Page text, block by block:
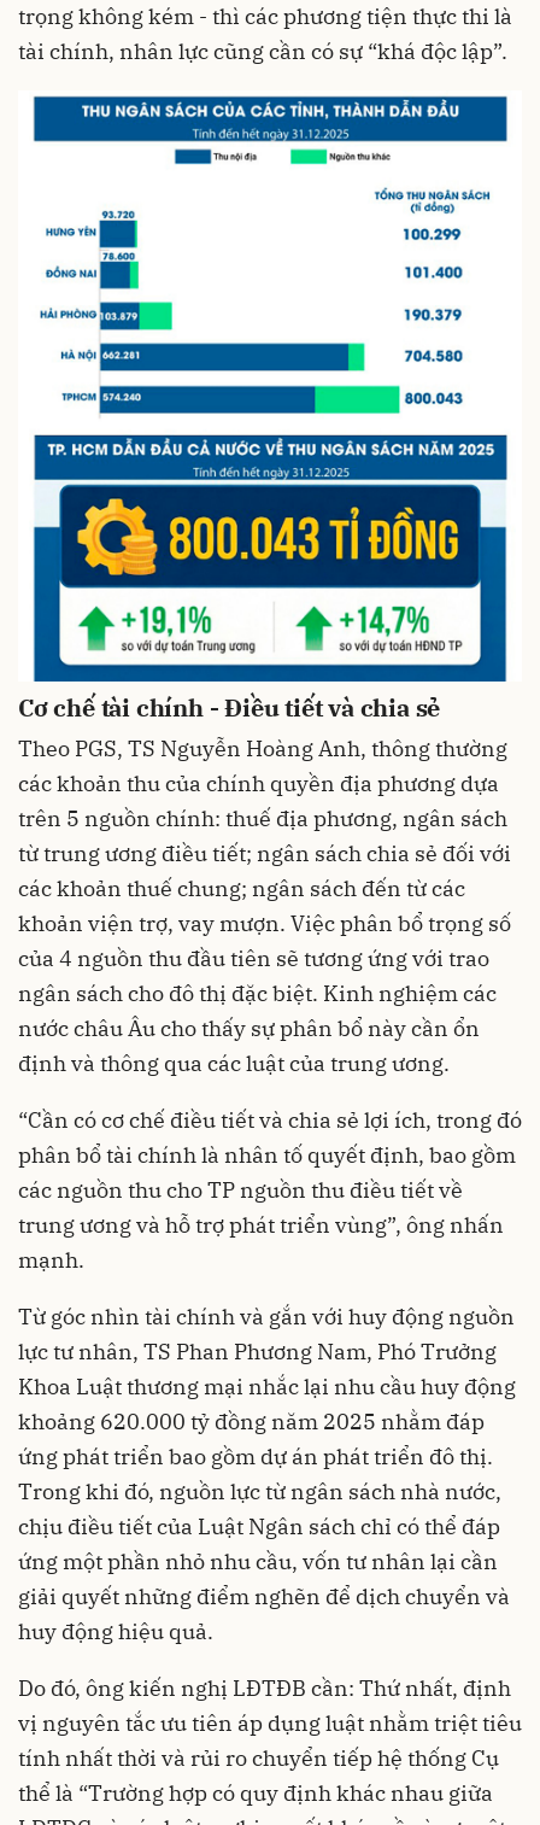
trọng không kém - thì các phương tiện thực thi là
tài chính, nhân lực cũng cần có sự “khá độc lập”.
Cơ chế tài chính - Điều tiết và chia sẻ
Theo PGS, TS Nguyễn Hoàng Anh, thông thường
các khoản thu của chính quyền địa phương dựa
trên 5 nguồn chính: thuế địa phương, ngân sách
từ trung ương điều tiết; ngân sách chia sẻ đối với
các khoản thuế chung; ngân sách đến từ các
khoản viện trợ, vay mượn. Việc phân bổ trọng số
của 4 nguồn thu đầu tiên sẽ tương ứng với trao
ngân sách cho đô thị đặc biệt. Kinh nghiệm các
nước châu Âu cho thấy sự phân bổ này cần ổn
định và thông qua các luật của trung ương.
“Cần có cơ chế điều tiết và chia sẻ lợi ích, trong đó
phân bổ tài chính là nhân tố quyết định, bao gồm
các nguồn thu cho TP nguồn thu điều tiết về
trung ương và hỗ trợ phát triển vùng”, ông nhấn
mạnh.
Từ góc nhìn tài chính và gắn với huy động nguồn
lực tư nhân, TS Phan Phương Nam, Phó Trưởng
Khoa Luật thương mại nhắc lại nhu cầu huy động
khoảng 620.000 tỷ đồng năm 2025 nhằm đáp
ứng phát triển bao gồm dự án phát triển đô thị.
Trong khi đó, nguồn lực từ ngân sách nhà nước,
chịu điều tiết của Luật Ngân sách chỉ có thể đáp
ứng một phần nhỏ nhu cầu, vốn tư nhân lại cần
giải quyết những điểm nghẽn để dịch chuyển và
huy động hiệu quả.
Do đó, ông kiến nghị LĐTĐB cần: Thứ nhất, định
vị nguyên tắc ưu tiên áp dụng luật nhằm triệt tiêu
tính nhất thời và rủi ro chuyển tiếp hệ thống Cụ
thể là “Trường hợp có quy định khác nhau giữa